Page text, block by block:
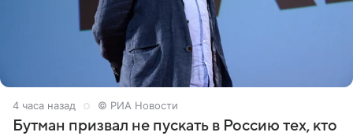
4 часа назад © РИА Новости
Бутман призвал не пускать в Россию тех, кто